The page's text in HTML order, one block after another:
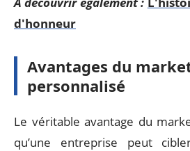
d'honneur
Avantages du
personnalisé
Le véritable avantage du
qu’une entreprise peut